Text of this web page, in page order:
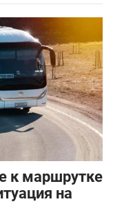
к маршрутке
на